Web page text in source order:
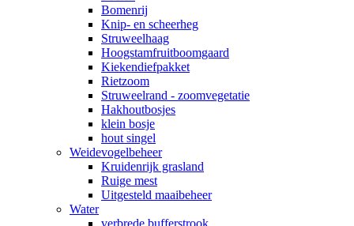
Bomenrij
Knip- en scheerheg
Struweelhaag
Hoogstamfruitboomgaard
Kiekendiefpakket
Rietzoom
Struweelrand - zoomvegetatie
Hakhoutbosjes
klein bosje
hout singel
Weidevogelbeheer
Kruidenrijk grasland
Ruige mest
Uitgesteld maaibeheer
Water
verbrede bufferstrook